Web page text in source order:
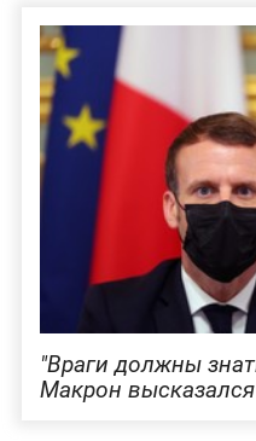
"Враги должны
Макрон